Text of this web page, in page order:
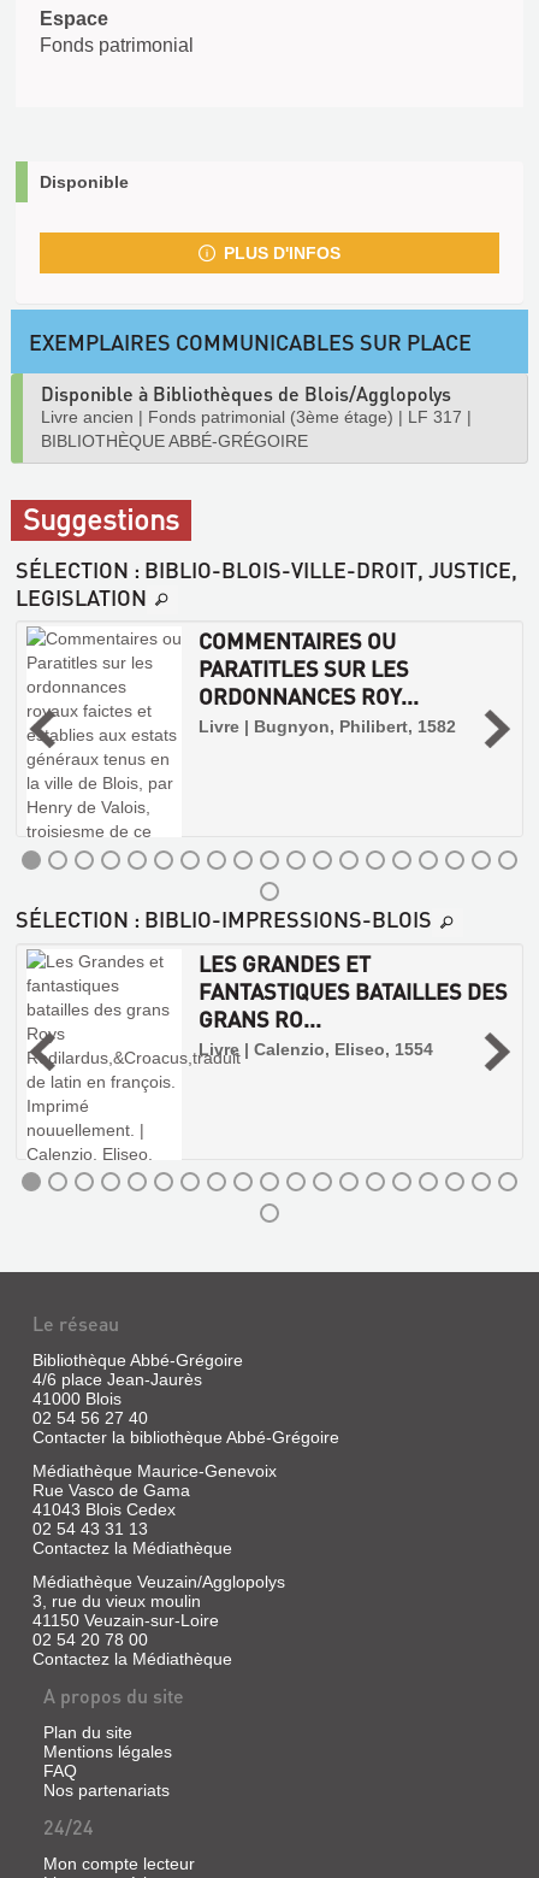
Espace
Fonds patrimonial
Disponible
PLUS D'INFOS
EXEMPLAIRES COMMUNICABLES SUR PLACE
Disponible à Bibliothèques de Blois/Agglopolys
Livre ancien | Fonds patrimonial (3ème étage) | LF 317 |
BIBLIOTHÈQUE ABBÉ-GRÉGOIRE
Suggestions
SÉLECTION : BIBLIO-BLOIS-VILLE-DROIT, JUSTICE,
LEGISLATION
COMMENTAIRES OU
PARATITLES SUR LES
ORDONNANCES ROY...
Livre | Bugnyon, Philibert, 1582
SÉLECTION : BIBLIO-IMPRESSIONS-BLOIS
LES GRANDES ET
FANTASTIQUES BATAILLES DES
GRANS RO...
Livre | Calenzio, Eliseo, 1554
LES
GRANDES
ET
FANTASTIQUES
BATAILLES
DES
GRANS
RO...
Livre
Le réseau
Bibliothèque Abbé-Grégoire
4/6 place Jean-Jaurès
41000 Blois
02 54 56 27 40
Contacter la bibliothèque Abbé-Grégoire
Médiathèque Maurice-Genevoix
Rue Vasco de Gama
41043 Blois Cedex
02 54 43 31 13
Contactez la Médiathèque
Médiathèque Veuzain/Agglopolys
3, rue du vieux moulin
41150 Veuzain-sur-Loire
02 54 20 78 00
Contactez la Médiathèque
A propos du site
Plan du site
Mentions légales
FAQ
Nos partenariats
24/24
Mon compte lecteur